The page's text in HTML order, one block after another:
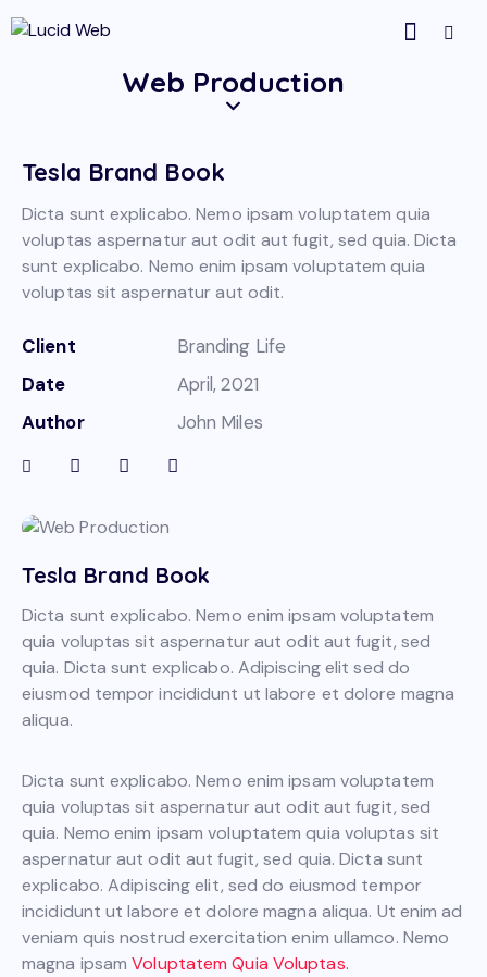
Web Production
Tesla Brand Book
Dicta sunt explicabo. Nemo ipsam voluptatem quia
voluptas aspernatur aut odit aut fugit, sed quia. Dicta
sunt explicabo. Nemo enim ipsam voluptatem quia
voluptas sit aspernatur aut odit.
Client
Branding Life
Date
April, 2021
Author
John Miles
Tesla Brand Book
Dicta sunt explicabo. Nemo enim ipsam voluptatem
quia voluptas sit aspernatur aut odit aut fugit, sed
quia. Dicta sunt explicabo. Adipiscing elit sed do
eiusmod tempor incididunt ut labore et dolore magna
aliqua.
Dicta sunt explicabo. Nemo enim ipsam voluptatem
quia voluptas sit aspernatur aut odit aut fugit, sed
quia. Nemo enim ipsam voluptatem quia voluptas sit
aspernatur aut odit aut fugit, sed quia. Dicta sunt
explicabo. Adipiscing elit, sed do eiusmod tempor
incididunt ut labore et dolore magna aliqua. Ut enim ad
veniam quis nostrud exercitation enim ullamco. Nemo
magna ipsamVoluptatem Quia Voluptas.